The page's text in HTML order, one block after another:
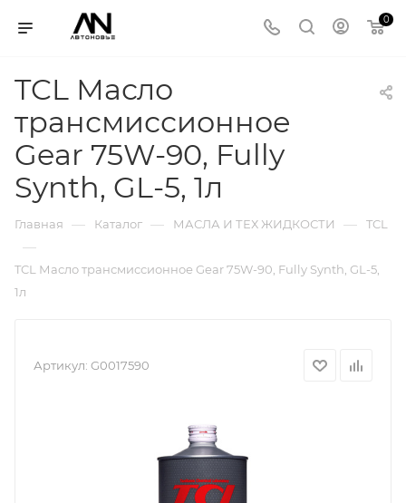
0
TCL Масло
трансмиссионное
Gear 75W-90, Fully
Synth, GL-5, 1л
Главная — Каталог — МАСЛА И ТЕХ ЖИДКОСТИ — TCL
—
TCL Масло трансмиссионное Gear 75W-90, Fully Synth, GL-5,
1л
Артикул: G0017590